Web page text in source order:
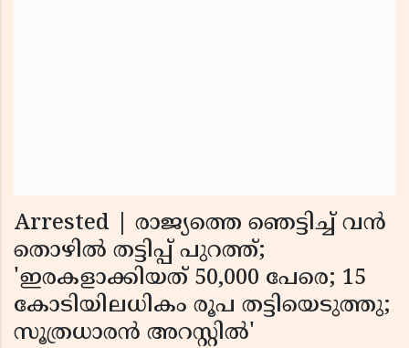
Arrested | രാജ്യത്തെ ഞെട്ടിച്ച് വൻ
തൊഴിൽ തട്ടിപ്പ് പുറത്ത്;
'ഇരകളാക്കിയത് 50,000 പേരെ; 15
കോടിയിലധികം രൂപ തട്ടിയെടുത്തു;
സൂത്രധാരൻ അറസ്റ്റിൽ'